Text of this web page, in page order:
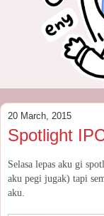
20 March, 2015
Spotlight
Selasa lepas aku gi
aku pegi jugak) tapi
aku.